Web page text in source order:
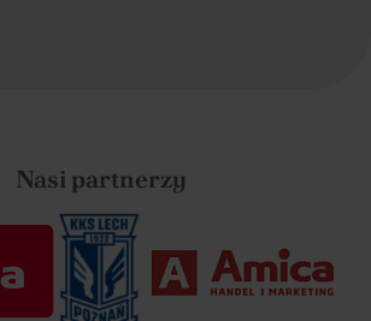
Nasi partnerzy